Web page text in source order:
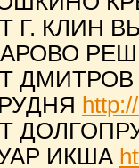
Г. КЛИН
ИКША